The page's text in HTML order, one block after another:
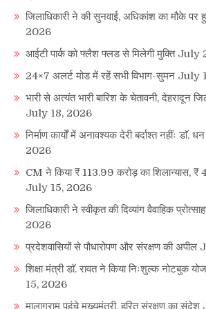
जिलाधिकारी ने की सुनवाई, अधिकांश का मौके पर
2026
आईटी पार्क को फ्लैश फ्लड से मिलेगी मुक्ति July
24×7 अलर्ट मोड में रहें सभी विभाग-सुमन July
भारी से अत्यंत भारी बारिश के चेतावनी, देहरादून
July 18, 2026
निर्माण कार्यों में अनावश्यक देरी बर्दाश्त नहींः डाॅ.
2026
CM ने किया ₹ 113.99 करोड़ का शिलान्यास, ₹
July 15, 2026
जिलाधिकारी ने स्वीकृत की दिव्यांग वैवाहिक
2026
प्रदेशवासियों से पौधारोपण और संरक्षण की अपील
शिक्षा मंत्री डाॅ. रावत ने किया निःशुल्क नोटबुक
15, 2026
मालाग्राम पहुंचे मुख्यमंत्री, हरित संरक्षण का संदेश